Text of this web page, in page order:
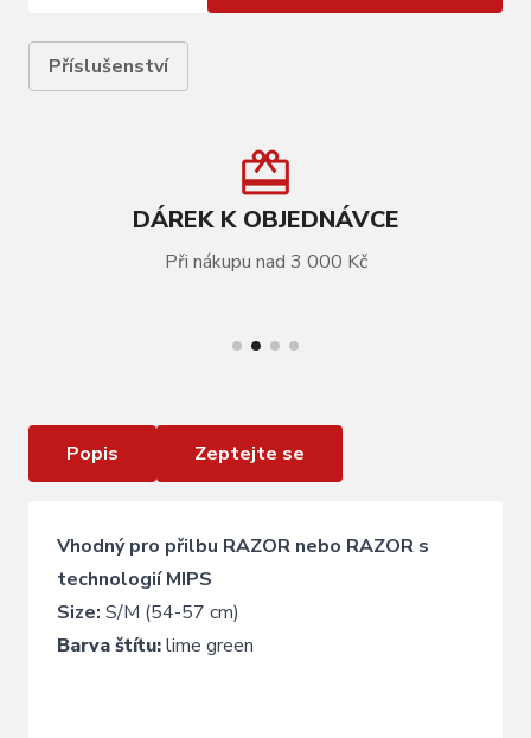
Příslušenství
DÁREK K OBJEDNÁVCE
Při nákupu nad 3 000 Kč
Popis Zeptejte se
Vhodný pro přilbu RAZOR nebo RAZOR s
technologií MIPS
Size: S/M (54-57 cm)
Barva štítu:lime green